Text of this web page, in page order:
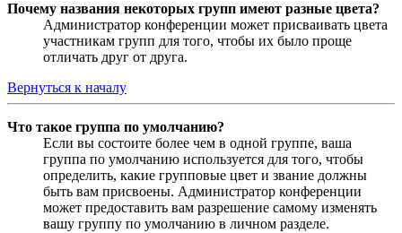
Почему названия некоторых групп имеют разные цвета?
Администратор конференции может присваивать цвета
участникам групп для того, чтобы их было проще
отличать друг от друга.
Вернуться к началу
Что такое группа по умолчанию?
Если вы состоите более чем в одной группе, ваша
группа по умолчанию используется для того, чтобы
определить, какие групповые цвет и звание должны
быть вам присвоены. Администратор конференции
может предоставить вам разрешение самому изменять
вашу группу по умолчанию в личном разделе.